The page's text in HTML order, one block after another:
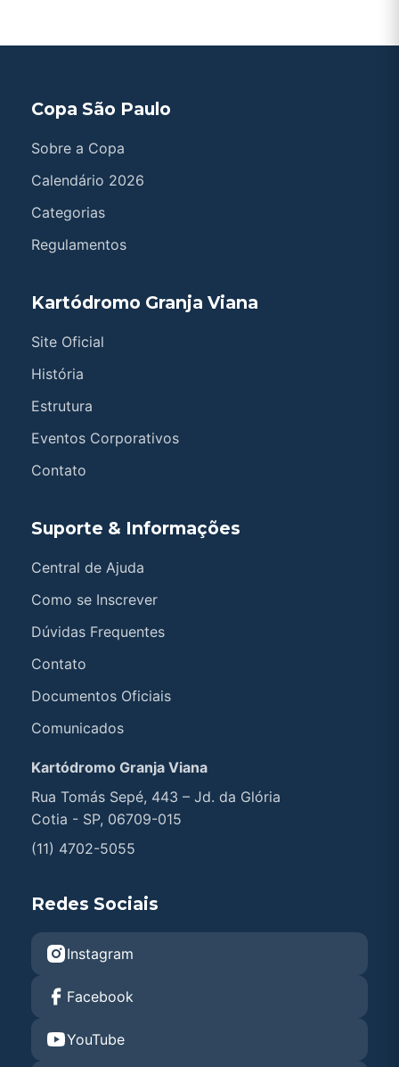
Copa São Paulo
Sobre a Copa
Calendário 2026
Categorias
Regulamentos
Kartódromo Granja Viana
Site Oficial
História
Estrutura
Eventos Corporativos
Contato
Suporte & Informações
Central de Ajuda
Como se Inscrever
Dúvidas Frequentes
Contato
Documentos Oficiais
Comunicados
Kartódromo Granja Viana
Rua Tomás Sepé, 443 – Jd. da Glória
Cotia - SP, 06709-015
(11) 4702-5055
Redes Sociais
Instagram
Facebook
YouTube